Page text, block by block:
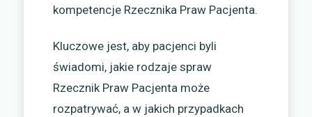
kompetencje Rzecznika Praw Pacjenta.
Kluczowe jest, aby pacjenci byli
świadomi, jakie rodzaje spraw
Rzecznik Praw Pacjenta może
rozpatrywać, a w jakich przypadkach